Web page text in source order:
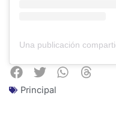
Una publicación
Principal